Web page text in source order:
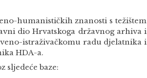
humanističkih znanosti s težištem
dio Hrvatskoga državnog arhiva i
istraživačkomu radu djelatnika i
HDA-a.
sljedeće baze: